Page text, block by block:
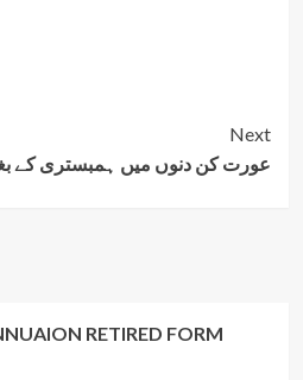
Next
عورت کن دنوں میں ہمبستری کے
RETIRED FORM